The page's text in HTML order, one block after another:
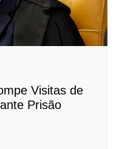
Visitas de
Prisão